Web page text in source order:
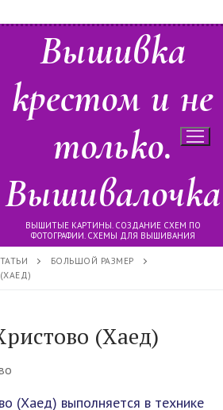
Вышивка
крестом и не
только.
Вышивалочка
ВЫШИТЫЕ КАРТИНЫ. СОЗДАНИЕ СХЕМ ПО
ФОТОГРАФИИ. СХЕМЫ ДЛЯ ВЫШИВАНИЯ
БОЛЬШОЙ РАЗМЕР
(Хаед)
(Хаед) выполняется в технике